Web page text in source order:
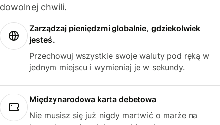
dowolnej chwili.
Zarządzaj pieniędzmi globalnie, gdziekolwiek
jesteś.
Przechowuj wszystkie swoje waluty pod ręką w
jednym miejscu i wymieniaj je w sekundy.
Międzynarodowa karta debetowa
Nie musisz się już nigdy martwić o marże na